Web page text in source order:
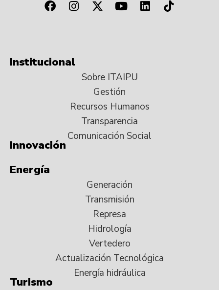
Institucional
Sobre ITAIPU
Gestión
Recursos Humanos
Transparencia
Comunicación Social
Innovación
Energía
Generación
Transmisión
Represa
Hidrología
Vertedero
Actualización Tecnológica
Energía hidráulica
Turismo